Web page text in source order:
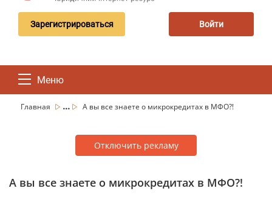
Зарегистрироваться Войти
Меню
Главная ... А вы все знаете о микрокредитах в МФО?!
Отключить рекламу
А вы все знаете о микрокредитах в МФО?!